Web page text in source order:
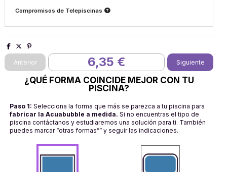
Compromisos de Telepiscinas
6,35 €
¿QUÉ FORMA COINCIDE MEJOR CON TU
PISCINA?
Paso 1: Selecciona la forma que más se parezca a tu piscina para
fabricar la Acuabubble a medida. Si no encuentras el tipo de
piscina contáctanos y estudiaremos una solución para ti. También
puedes marcar “otras formas”” y seguir las indicaciones.